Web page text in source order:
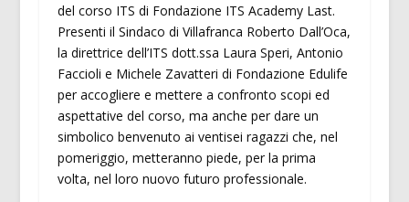
del corso ITS di Fondazione ITS Academy Last.
Presenti il Sindaco di Villafranca Roberto Dall’Oca,
la direttrice dell’ITS dott.ssa Laura Speri, Antonio
Faccioli e Michele Zavatteri di Fondazione Edulife
per accogliere e mettere a confronto scopi ed
aspettative del corso, ma anche per dare un
simbolico benvenuto ai ventisei ragazzi che, nel
pomeriggio, metteranno piede, per la prima
volta, nel loro nuovo futuro professionale.